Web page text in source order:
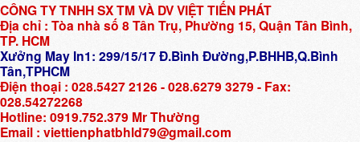
CÔNG TY TNHH SX TM VÀ DV VIỆT TIẾN PHÁT
Địa chỉ : Tòa nhà số 8 Tân Trụ, Phường 15, Quận Tân Bình,
TP. HCM
Xưởng May In1: 299/15/17 Đ.Bình Đường,P.BHHB,Q.Bình
Tân,TPHCM
Điện thoại : 028.5427 2126 - 028.6279 3279 - Fax:
028.54272268
Hotline: 0919.752.379 Mr Thường
Email : viettienphatbhld79@gmail.com